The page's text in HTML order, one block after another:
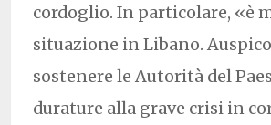
cordoglio. In particolare, «è
situazione in Libano.
sostenere le Autorità del
durature alla grave crisi in